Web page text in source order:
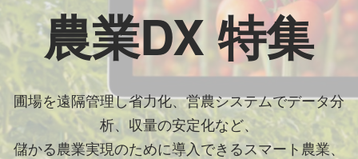
農業DX 特集
圃場を遠隔管理し省力化、営農システムでデータ分
析、収量の安定化など、
儲かる農業実現のために導入できるスマート農業、